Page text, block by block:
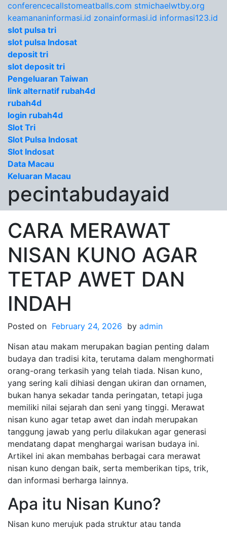
conferencecallstomeatballs.com stmichaelwtby.org
keamananinformasi.id zonainformasi.id informasi123.id
slot pulsa tri
slot pulsa Indosat
deposit tri
slot deposit tri
Pengeluaran Taiwan
link alternatif rubah4d
rubah4d
login rubah4d
Slot Tri
Slot Pulsa Indosat
Slot Indosat
Data Macau
Keluaran Macau
pecintabudayaid
CARA MERAWAT
NISAN KUNO AGAR
TETAP AWET DAN
INDAH
Posted on February 24, 2026 by admin
Nisan atau makam merupakan bagian penting dalam
budaya dan tradisi kita, terutama dalam menghormati
orang-orang terkasih yang telah tiada. Nisan kuno,
yang sering kali dihiasi dengan ukiran dan ornamen,
bukan hanya sekadar tanda peringatan, tetapi juga
memiliki nilai sejarah dan seni yang tinggi. Merawat
nisan kuno agar tetap awet dan indah merupakan
tanggung jawab yang perlu dilakukan agar generasi
mendatang dapat menghargai warisan budaya ini.
Artikel ini akan membahas berbagai cara merawat
nisan kuno dengan baik, serta memberikan tips, trik,
dan informasi berharga lainnya.
Apa itu Nisan Kuno?
Nisan kuno merujuk pada struktur atau tanda